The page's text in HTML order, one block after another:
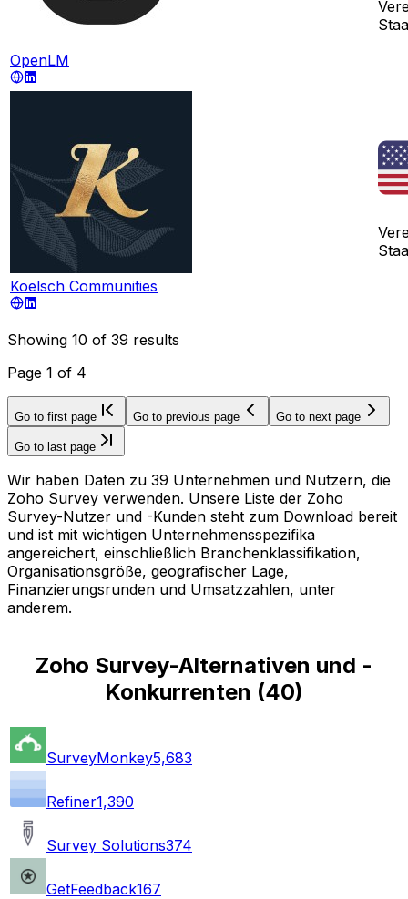
OpenLM
Koelsch Communities
Showing 10 of 39 results
Page 1 of 4
Go to first page Go to previous page Go to next page
Go to last page
Wir haben Daten zu 39 Unternehmen und Nutzern, die
Zoho Survey verwenden. Unsere Liste der Zoho
Survey-Nutzer und -Kunden steht zum Download bereit
und ist mit wichtigen Unternehmensspezifika
angereichert, einschließlich Branchenklassifikation,
Organisationsgröße, geografischer Lage,
Finanzierungsrunden und Umsatzzahlen, unter
anderem.
Zoho Survey-Alternativen und -
Konkurrenten (40)
SurveyMonkey5,683
Refiner1,390
Survey Solutions374
GetFeedback167